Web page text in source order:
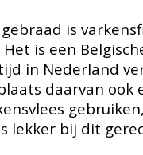
is
Het is een
in Nederland
daarvan ook
gebruiken
lekker bij dit